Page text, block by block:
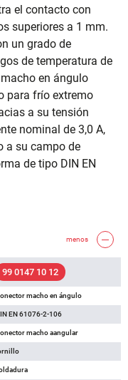
el contacto con
superiores a 1 mm.
un grado de
de temperatura de
macho en ángulo
para frío extremo
a su tensión
nominal de 3,0 A,
a su campo de
de tipo DIN EN
menos
99 0147 10 12
macho en ángulo
EN 61076-2-106
macho aangular